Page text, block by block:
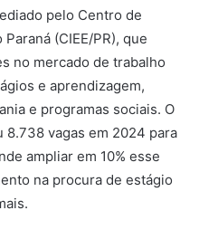
pelo Centro de
(CIEE/PR), que
no mercado de trabalho
e aprendizagem,
e programas sociais. O
8.738 vagas em 2024 para
ampliar em 10% esse
na procura de estágio